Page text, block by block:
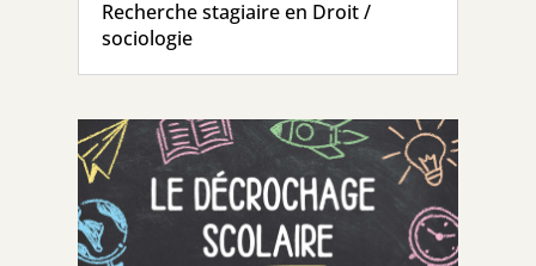
Recherche stagiaire en Droit /
sociologie